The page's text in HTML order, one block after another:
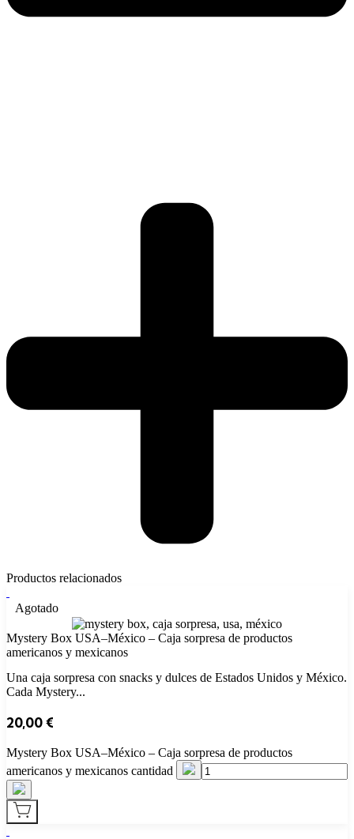
Productos relacionados
Agotado
Mystery Box USA–México – Caja sorpresa de productos
americanos y mexicanos
Una caja sorpresa con snacks y dulces de Estados Unidos y México.
Cada Mystery...
20,00€
Mystery Box USA–México – Caja sorpresa de productos
americanos y mexicanos cantidad